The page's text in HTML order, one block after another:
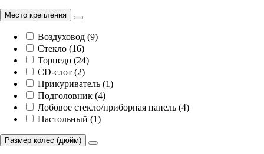
Место крепления
Воздуховод (9)
Стекло (16)
Торпедо (24)
CD-слот (2)
Прикуриватель (1)
Подголовник (4)
Лобовое стекло/приборная панель (4)
Настольный (1)
Размер колес (дюйм)